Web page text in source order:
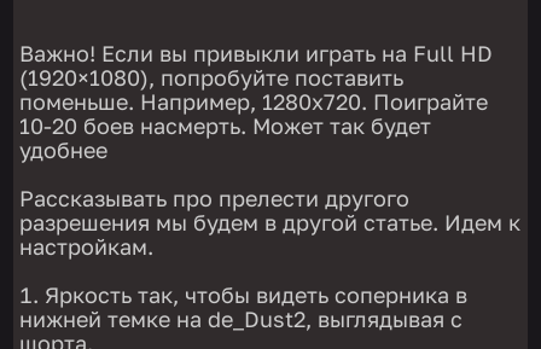
Важно! Если вы привыкли играть на Full HD
(1920×1080), попробуйте поставить
поменьше. Например, 1280х720. Поиграйте
10-20 боев насмерть. Может так будет
удобнее
Рассказывать про прелести другого
разрешения мы будем в другой статье. Идем к
настройкам.
Яркость так, чтобы видеть соперника в
нижней темке на de_Dust2, выглядывая с
шорта.